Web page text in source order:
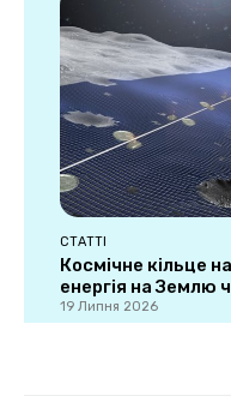
СТАТТІ
Космічне кільце
енергія на Землю
19 Липня 2026